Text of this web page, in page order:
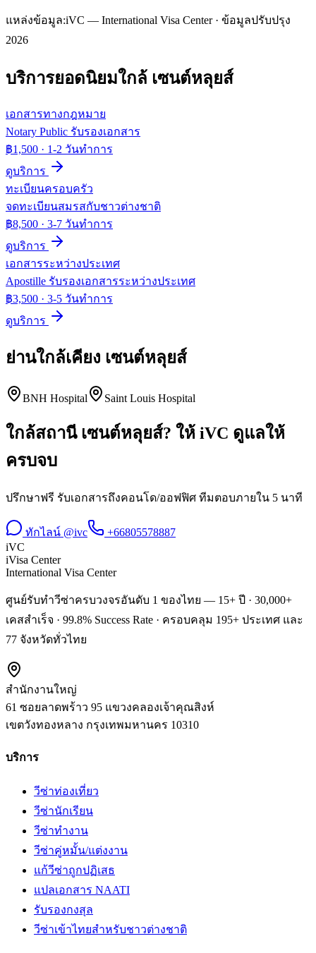
แหล่งข้อมูล:iVC — International Visa Center · ข้อมูลปรับปรุง
2026
บริการยอดนิยมใกล้ เซนต์หลุยส์
เอกสารทางกฎหมาย
Notary Public รับรองเอกสาร
฿1,500 · 1-2 วันทำการ
ดูบริการ
ทะเบียนครอบครัว
จดทะเบียนสมรสกับชาวต่างชาติ
฿8,500 · 3-7 วันทำการ
ดูบริการ
เอกสารระหว่างประเทศ
Apostille รับรองเอกสารระหว่างประเทศ
฿3,500 · 3-5 วันทำการ
ดูบริการ
ย่านใกล้เคียง เซนต์หลุยส์
BNH Hospital Saint Louis Hospital
ใกล้สถานี เซนต์หลุยส์? ให้ iVC ดูแลให้
ครบจบ
ปรึกษาฟรี รับเอกสารถึงคอนโด/ออฟฟิศ ทีมตอบภายใน 5 นาที
ทักไลน์ @ivc
+66805578887
iVC
iVisa Center
International Visa Center
ศูนย์รับทำวีซ่าครบวงจรอันดับ 1 ของไทย — 15+ ปี · 30,000+
เคสสำเร็จ · 99.8% Success Rate · ครอบคลุม 195+ ประเทศ และ
77 จังหวัดทั่วไทย
สำนักงานใหญ่
61 ซอยลาดพร้าว 95 แขวงคลองเจ้าคุณสิงห์
เขตวังทองหลาง กรุงเทพมหานคร 10310
บริการ
วีซ่าท่องเที่ยว
วีซ่านักเรียน
วีซ่าทำงาน
วีซ่าคู่หมั้น/แต่งงาน
แก้วีซ่าถูกปฏิเสธ
แปลเอกสาร NAATI
รับรองกงสุล
วีซ่าเข้าไทยสำหรับชาวต่างชาติ